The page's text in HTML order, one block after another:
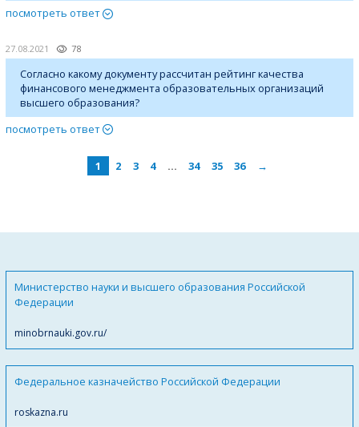
посмотреть ответ
27.08.2021 78
Согласно какому документу рассчитан рейтинг качества
финансового менеджмента образовательных организаций
высшего образования?
посмотреть ответ
1 2 3 4 … 34 35 36 →
Министерство науки и высшего образования Российской
Федерации
minobrnauki.gov.ru/
Федеральное казначейство Российской Федерации
roskazna.ru